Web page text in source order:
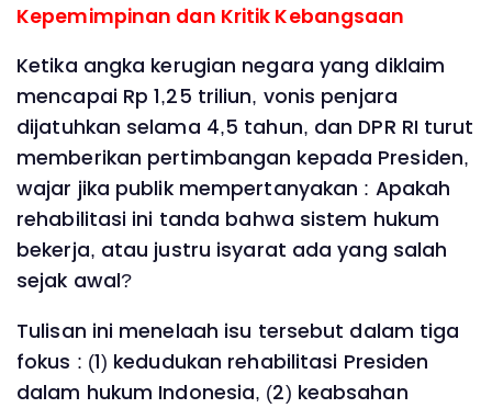
Kepemimpinan dan Kritik Kebangsaan
Ketika angka kerugian negara yang diklaim
mencapai Rp 1,25 triliun, vonis penjara
dijatuhkan selama 4,5 tahun, dan DPR RI turut
memberikan pertimbangan kepada Presiden,
wajar jika publik mempertanyakan : Apakah
rehabilitasi ini tanda bahwa sistem hukum
bekerja, atau justru isyarat ada yang salah
sejak awal?
Tulisan ini menelaah isu tersebut dalam tiga
fokus : (1) kedudukan rehabilitasi Presiden
dalam hukum Indonesia, (2) keabsahan